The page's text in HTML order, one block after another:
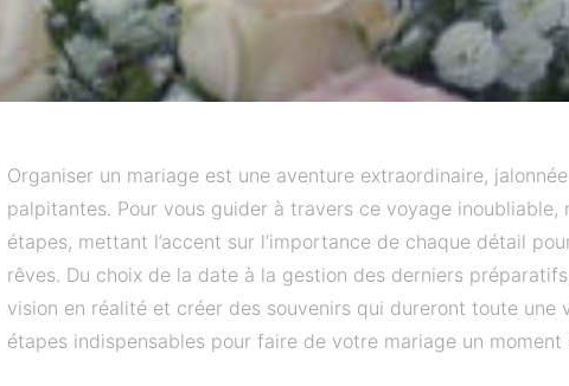
Organiser un mariage est une aventure extraordinaire,
palpitantes. Pour vous guider à travers ce voyage inoubliable,
étapes, mettant l’accent sur l’importance de chaque détail
rêves. Du choix de la date à la gestion des derniers
vision en réalité et créer des souvenirs qui dureront toute une
étapes indispensables pour faire de votre mariage un moment